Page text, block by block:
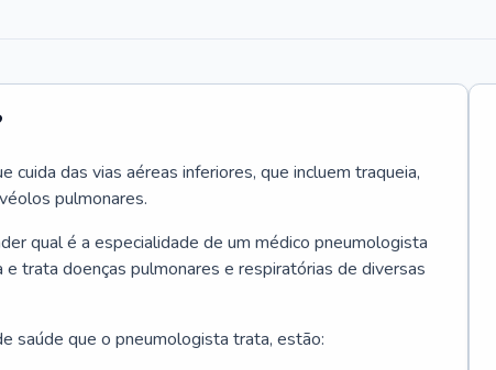
cuida das vias aéreas inferiores, que incluem traqueia,
pulmonares.
qual é a especialidade de um médico pneumologista
trata doenças pulmonares e respiratórias de diversas
saúde que o pneumologista trata, estão: